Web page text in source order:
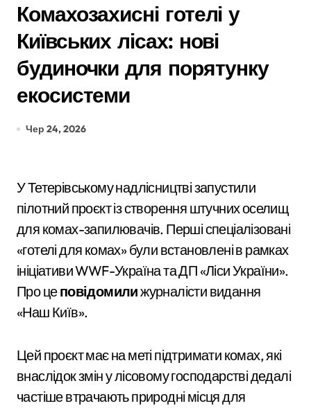
Комахозахисні готелі у
Київських лісах: нові
будиночки для порятунку
екосистеми
Чер 24, 2026
У Тетерівському надлісництві запустили
пілотний проєкт із створення штучних оселищ
для комах-запилювачів. Перші спеціалізовані
«готелі для комах» були встановлені в рамках
ініціативи WWF-Україна та ДП «Ліси України».
Про цеповідомилижурналісти видання
«Наш Київ».
Цей проєкт має на меті підтримати комах, які
внаслідок змін у лісовому господарстві дедалі
частіше втрачають природні місця для